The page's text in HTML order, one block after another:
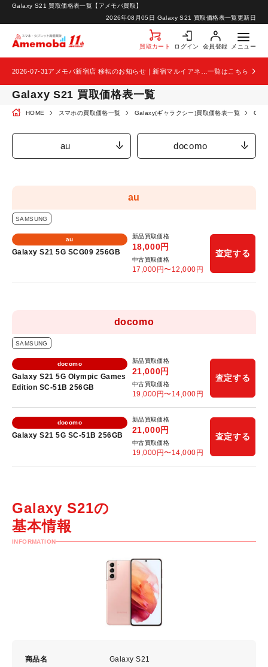
2026年08月05日 Galaxy S21 買取価格表一覧更新日
Galaxy S21 買取価格表一覧【アメモバ買取】
買取カート ログイン 会員登録 メニュー
お問い合わせ
2026-07-31 一覧はこちら
Galaxy S21 買取価格表一覧
HOME スマホの買取価格一覧 Galaxy(ギャラクシー)買取価格表一覧
au docomo
au
SAMSUNG
au
Galaxy S21 5G SCG09 256GB
新品買取価格
18,000円
中古買取価格
17,000円〜12,000円
査定する
docomo
SAMSUNG
docomo
Galaxy S21 5G Olympic Games
Edition SC-51B 256GB
新品買取価格
21,000円
中古買取価格
19,000円〜14,000円
査定する
docomo
Galaxy S21 5G SC-51B 256GB
新品買取価格
21,000円
中古買取価格
19,000円〜14,000円
査定する
Galaxy S21の
基本情報
INFORMATION
商品名 Galaxy S21